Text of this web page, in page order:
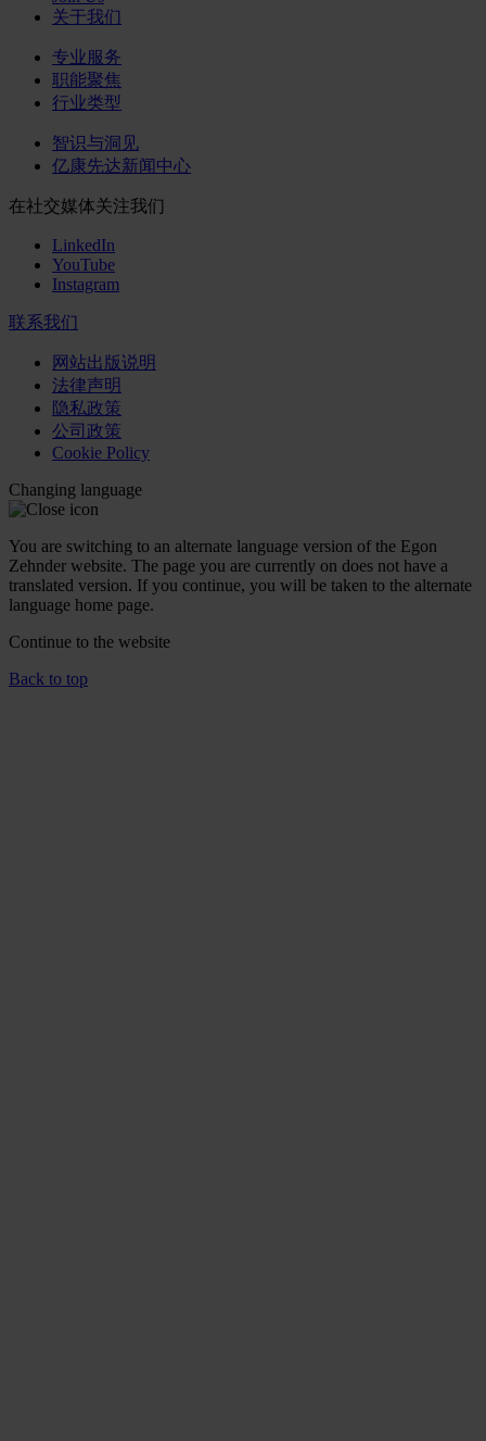
关于我们
专业服务
职能聚焦
行业类型
智识与洞见
亿康先达新闻中心
在社交媒体关注我们
LinkedIn
YouTube
Instagram
联系我们
网站出版说明
法律声明
隐私政策
公司政策
Cookie Policy
Changing language
You are switching to an alternate language version of the Egon
Zehnder website. The page you are currently on does not have a
translated version. If you continue, you will be taken to the alternate
language home page.
Continue to the website
Back to top